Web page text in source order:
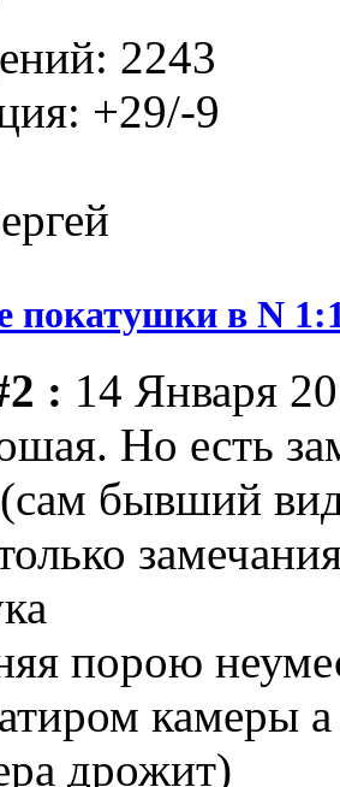
2243
+29/-9
покатушки в N
: 14 Января
Но есть
бывший
порою
камеры
дрожит)